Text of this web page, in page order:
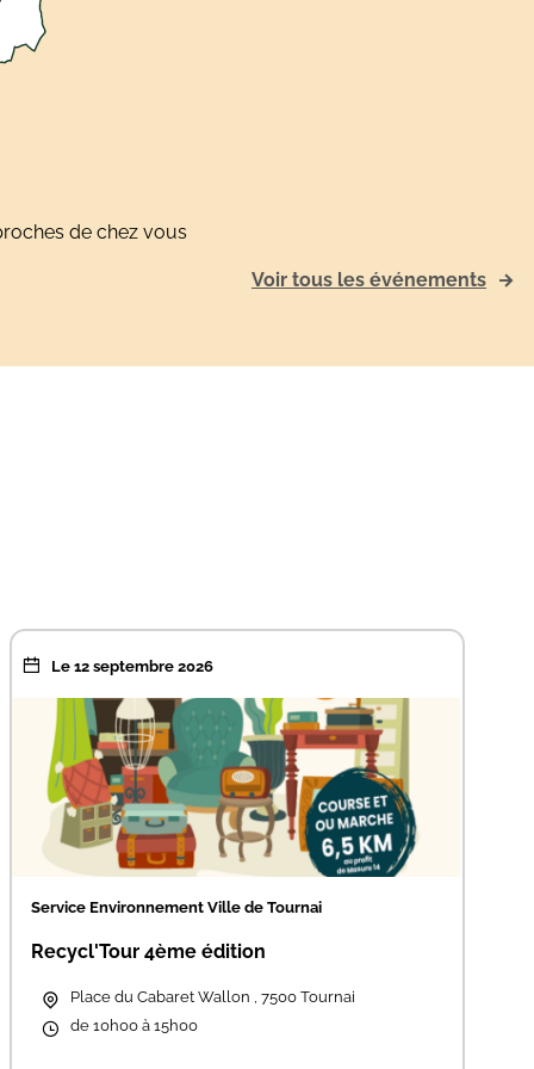
de chez vous
Voir tous les événements
Le 12 septembre 2026
Service Environnement Ville de Tournai
Recycl'Tour 4ème édition
Place du Cabaret Wallon , 7500 Tournai
de 10h00 à 15h00